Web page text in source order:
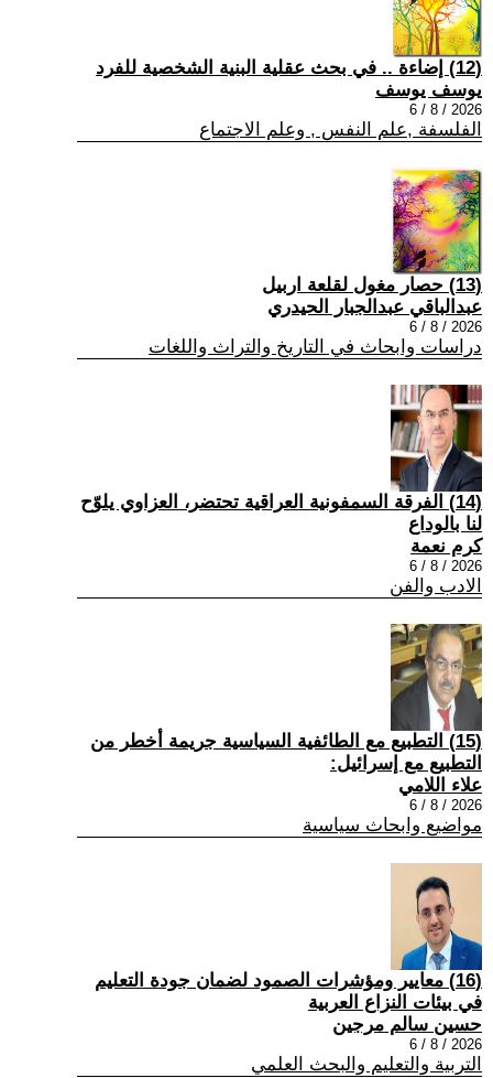
(12) إضاءة .. في بحث عقلية البنية الشخصية للفرد
يوسف يوسف
2026 / 8 / 6
الفلسفة ,علم النفس , وعلم الاجتماع
(13) حصار مغول لقلعة اربيل
عبدالباقي عبدالجبار الحيدري
2026 / 8 / 6
دراسات وابحاث في التاريخ والتراث واللغات
(14) الفرقة السمفونية العراقية تحتضر، العزاوي يلوّح
لنا بالوداع
كرم نعمة
2026 / 8 / 6
الادب والفن
(15) التطبيع مع الطائفية السياسية جريمة أخطر من
التطبيع مع إسرائيل:
علاء اللامي
2026 / 8 / 6
مواضيع وابحاث سياسية
(16) معايير ومؤشرات الصمود لضمان جودة التعليم
في بيئات النزاع العربية
حسين سالم مرجين
2026 / 8 / 6
التربية والتعليم والبحث العلمي